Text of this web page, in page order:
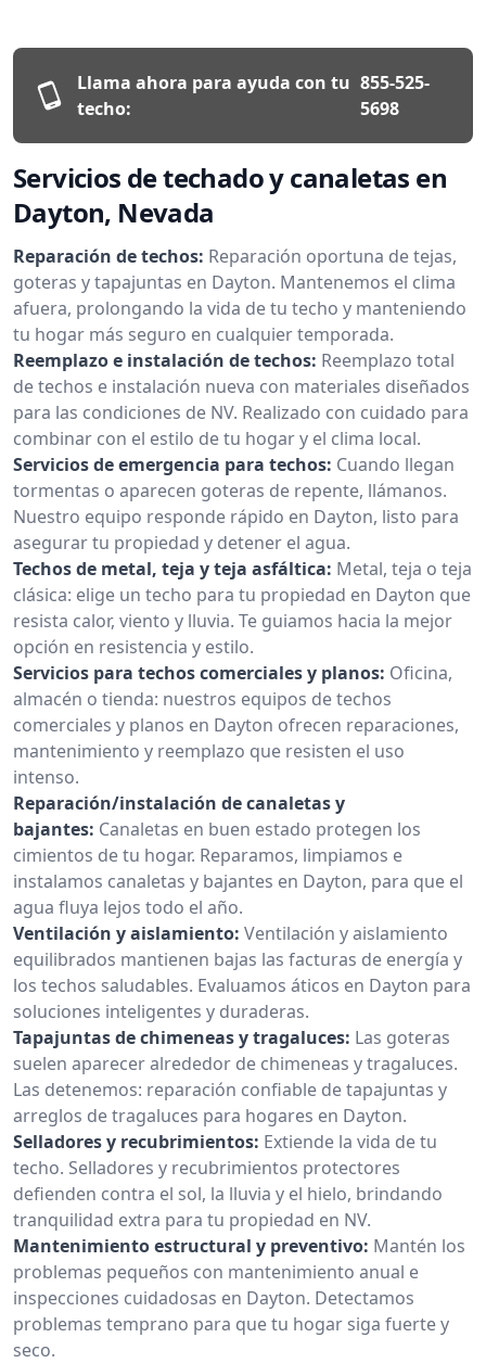
Llama ahora para ayuda con tu
techo:
855-525-
5698
Servicios de techado y canaletas en
Dayton, Nevada
Reparación de techos: Reparación oportuna de tejas,
goteras y tapajuntas en Dayton. Mantenemos el clima
afuera, prolongando la vida de tu techo y manteniendo
tu hogar más seguro en cualquier temporada.
Reemplazo e instalación de techos: Reemplazo total
de techos e instalación nueva con materiales diseñados
para las condiciones de NV. Realizado con cuidado para
combinar con el estilo de tu hogar y el clima local.
Servicios de emergencia para techos: Cuando llegan
tormentas o aparecen goteras de repente, llámanos.
Nuestro equipo responde rápido en Dayton, listo para
asegurar tu propiedad y detener el agua.
Techos de metal, teja y teja asfáltica: Metal, teja o teja
clásica: elige un techo para tu propiedad en Dayton que
resista calor, viento y lluvia. Te guiamos hacia la mejor
opción en resistencia y estilo.
Servicios para techos comerciales y planos: Oficina,
almacén o tienda: nuestros equipos de techos
comerciales y planos en Dayton ofrecen reparaciones,
mantenimiento y reemplazo que resisten el uso
intenso.
Reparación/instalación de canaletas y
bajantes: Canaletas en buen estado protegen los
cimientos de tu hogar. Reparamos, limpiamos e
instalamos canaletas y bajantes en Dayton, para que el
agua fluya lejos todo el año.
Ventilación y aislamiento: Ventilación y aislamiento
equilibrados mantienen bajas las facturas de energía y
los techos saludables. Evaluamos áticos en Dayton para
soluciones inteligentes y duraderas.
Tapajuntas de chimeneas y tragaluces: Las goteras
suelen aparecer alrededor de chimeneas y tragaluces.
Las detenemos: reparación confiable de tapajuntas y
arreglos de tragaluces para hogares en Dayton.
Selladores y recubrimientos: Extiende la vida de tu
techo. Selladores y recubrimientos protectores
defienden contra el sol, la lluvia y el hielo, brindando
tranquilidad extra para tu propiedad en NV.
Mantenimiento estructural y preventivo: Mantén los
problemas pequeños con mantenimiento anual e
inspecciones cuidadosas en Dayton. Detectamos
problemas temprano para que tu hogar siga fuerte y
seco.